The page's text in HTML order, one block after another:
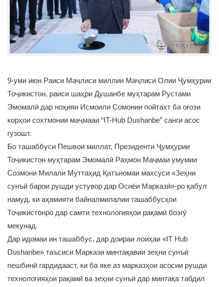
9-уми июн Раиси Маҷлиси миллии Маҷлиси Олии Ҷумҳурии
Тоҷикистон, раиси шаҳри Душанбе муҳтарам Рустами
Эмомалӣ дар ноҳияи Исмоили Сомонии пойтахт ба оғози
корҳои сохтмонии маҷмааи “IT-Hub Dushanbe” санги асос
гузошт.
Бо ташаббуси Пешвои миллат, Президенти Ҷумҳурии
Тоҷикистон муҳтарам Эмомалӣ Раҳмон Маҷмаи умумии
Созмони Милали Муттаҳид Қатъномаи махсуси «Зеҳни
сунъӣ барои рушди устувор дар Осиёи Марказӣ»-ро қабул
намуд, ки аҳамияти байналмилалии ташаббусҳои
Тоҷикистонро дар самти технологияҳои рақамӣ бозгӯ
мекунад.
Дар идомаи ин ташаббус, дар доираи лоиҳаи «IT Hub
Dushanbe» таъсиси Маркази минтақавии зеҳни сунъӣ
пешбинӣ гардидааст, ки ба яке аз марказҳои асосии рушди
технологияҳои рақамӣ ва зеҳни сунъӣ дар минтақа табдил